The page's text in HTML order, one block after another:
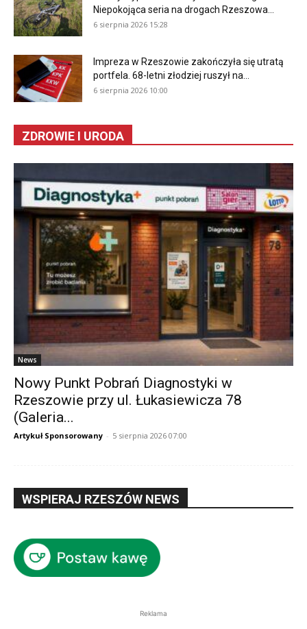
Niepokojąca seria na drogach Rzeszowa...
6 sierpnia 2026 15:28
Impreza w Rzeszowie zakończyła się utratą
portfela. 68-letni złodziej ruszył na...
6 sierpnia 2026 10:00
ZDROWIE I URODA
News
Nowy Punkt Pobrań Diagnostyki w
Rzeszowie przy ul. Łukasiewicza 78
(Galeria...
Artykuł Sponsorowany - 5 sierpnia 2026 07:00
WSPIERAJ RZESZÓW NEWS
Reklama